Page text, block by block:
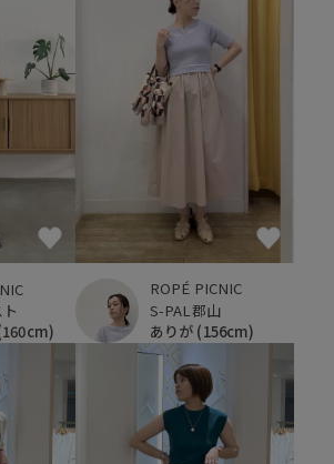
ROPÉ PICNIC
S-PAL郡山
ありが (156cm)